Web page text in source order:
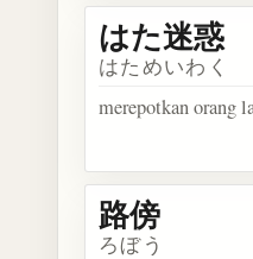
はた迷惑
はためいわく
merepotkan orang
路傍
ろぼう